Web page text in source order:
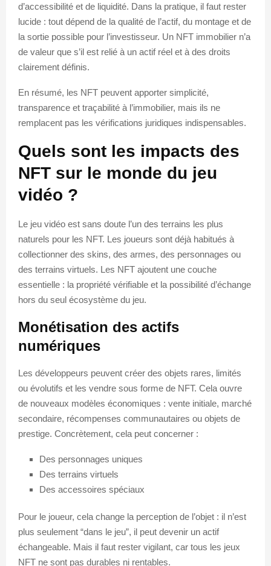
d’accessibilité et de liquidité. Dans la pratique, il faut rester
lucide : tout dépend de la qualité de l’actif, du montage et de
la sortie possible pour l’investisseur. Un NFT immobilier n’a
de valeur que s’il est relié à un actif réel et à des droits
clairement définis.
En résumé, les NFT peuvent apporter simplicité,
transparence et traçabilité à l’immobilier, mais ils ne
remplacent pas les vérifications juridiques indispensables.
Quels sont les impacts des
NFT sur le monde du jeu
vidéo ?
Le jeu vidéo est sans doute l’un des terrains les plus
naturels pour les NFT. Les joueurs sont déjà habitués à
collectionner des skins, des armes, des personnages ou
des terrains virtuels. Les NFT ajoutent une couche
essentielle : la propriété vérifiable et la possibilité d’échange
hors du seul écosystème du jeu.
Monétisation des actifs
numériques
Les développeurs peuvent créer des objets rares, limités
ou évolutifs et les vendre sous forme de NFT. Cela ouvre
de nouveaux modèles économiques : vente initiale, marché
secondaire, récompenses communautaires ou objets de
prestige. Concrètement, cela peut concerner :
Des personnages uniques
Des terrains virtuels
Des accessoires spéciaux
Pour le joueur, cela change la perception de l’objet : il n’est
plus seulement “dans le jeu”, il peut devenir un actif
échangeable. Mais il faut rester vigilant, car tous les jeux
NFT ne sont pas durables ni rentables.